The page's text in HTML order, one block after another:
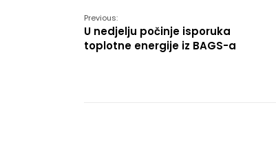
Previous:
U nedjelju počinje isporuka
toplotne energije iz BAGS-a